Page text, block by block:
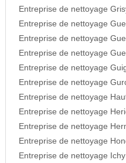
Entreprise de nettoyage
Entreprise de nettoyage
Entreprise de nettoyage
Entreprise de nettoyage
Entreprise de nettoyage
Entreprise de nettoyage
Entreprise de nettoyage
Entreprise de nettoyage
Entreprise de nettoyage
Entreprise de nettoyage
Entreprise de nettoyage